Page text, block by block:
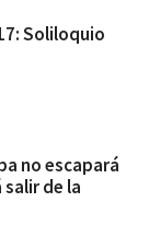
Soliloquio
no escapará
salir de la